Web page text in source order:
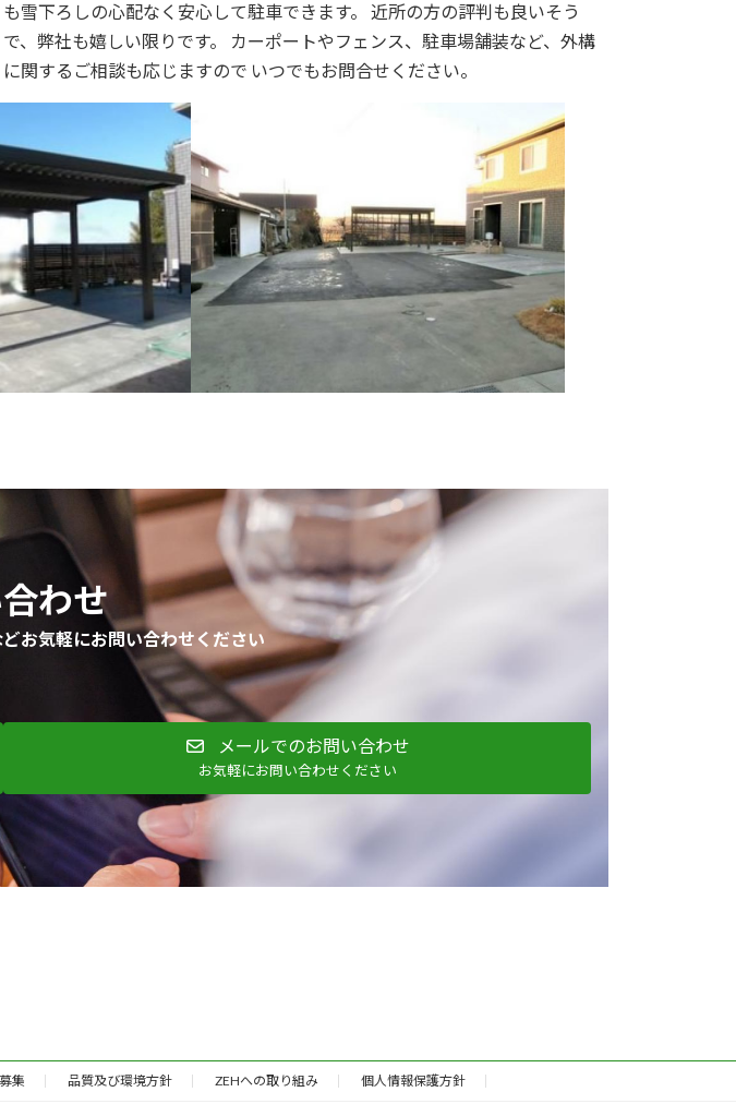
も雪下ろしの心配なく安心して駐車できます。 近所の方の評判も良いそう
で、弊社も嬉しい限りです。 カーポートやフェンス、駐車場舗装など、外構
に関するご相談も応じますので いつでもお問合せください。
わせ
お気軽にお問い合わせください
メールでのお問い合わせ
お気軽にお問い合わせください
集 品質及び環境方針 ZEHへの取り組み 個人情報保護方針